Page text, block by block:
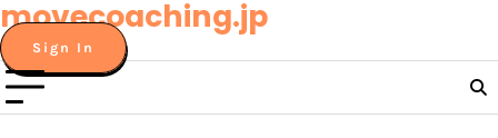
Skip
to
content
movecoaching.jp
Sign In